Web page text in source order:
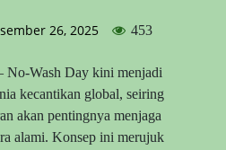
26, 2025 453
No-Wash Day kini menjadi
kecantikan global, seiring
akan pentingnya menjaga
alami. Konsep ini merujuk